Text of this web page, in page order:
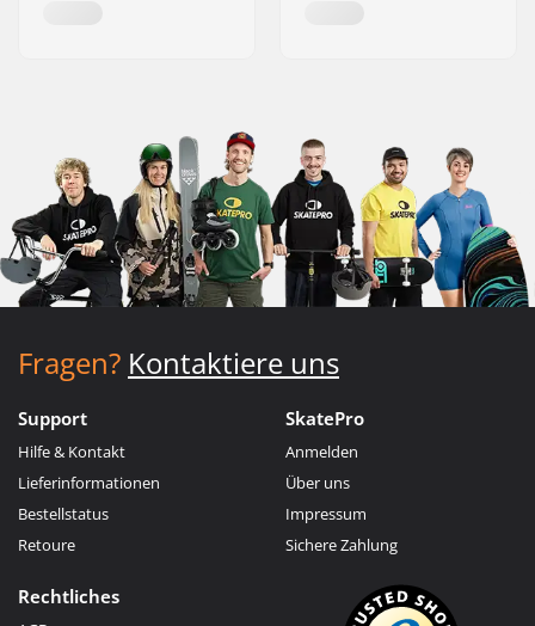
Fragen? Kontaktiere uns
Support
Hilfe & Kontakt
Lieferinformationen
Bestellstatus
Retoure
SkatePro
Anmelden
Über uns
Impressum
Sichere Zahlung
Rechtliches